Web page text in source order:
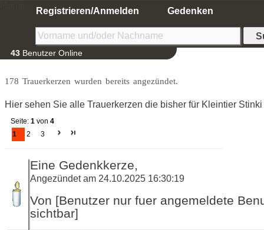
Registrieren/Anmelden Gedenken
43 Benutzer Online
178 Trauerkerzen wurden bereits angezündet.
Hier sehen Sie alle Trauerkerzen die bisher für Kleintier
Seite: 1 von 4
1
2 3
Eine Gedenkkerze,
Angezündet am 24.10.2025 16:30:19
Von [Benutzer nur fuer angemeldete
sichtbar]